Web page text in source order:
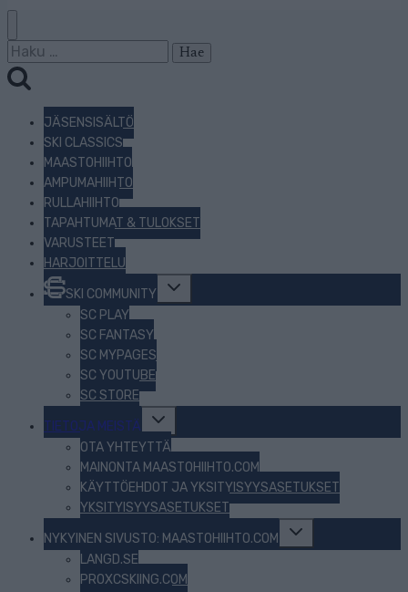
Haku:
JÄSENSISÄLTÖ
SKI CLASSICS
MAASTOHIIHTO
AMPUMAHIIHTO
RULLAHIIHTO
TAPAHTUMAT & TULOKSET
VARUSTEET
HARJOITTELU
SKI COMMUNITY
Toggle
child
menu
SC PLAY
SC FANTASY
SC MYPAGES
SC YOUTUBE
SC STORE
TIETOJA MEISTÄ
Toggle
child
menu
OTA YHTEYTTÄ
MAINONTA MAASTOHIIHTO.COM
KÄYTTÖEHDOT JA YKSITYISYYSASETUKSET
YKSITYISYYSASETUKSET
NYKYINEN SIVUSTO: MAASTOHIIHTO.COM
Toggle
child
menu
LANGD.SE
PROXCSKIING.COM